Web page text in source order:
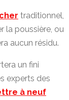
traditionnel,
la poussière, ou
aucun résidu.
un fini
experts des
à neuf